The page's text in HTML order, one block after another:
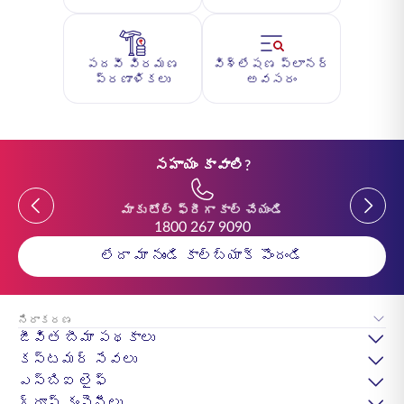
పదవీ విరమణ
ప్రణాళికలు
విశ్లేషణ ప్లానర్
అవసరం
సహాయం కావాలి?
Previous
మాకు టోల్ ఫ్రీగా కాల్ చేయండి
1800 267 9090
Previous
లేదా మా నుండి కాల్‌బ్యాక్ పొందండి
నిరాకరణ
జీవిత బీమా పథకాలు
కస్టమర్ సేవలు
ఎస్‌బిఐ లైఫ్